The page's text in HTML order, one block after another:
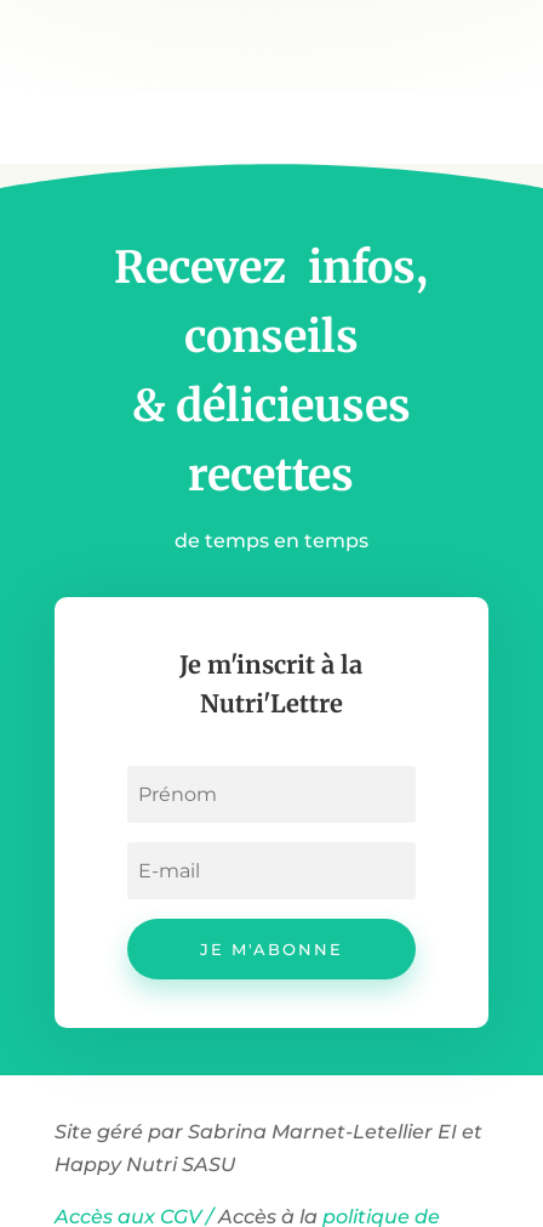
Recevez infos,
conseils
& délicieuses
recettes
de temps en temps
Je m'inscrit à la
Nutri'Lettre
JE M'ABONNE
Site géré par Sabrina Marnet-Letellier EI et
Happy Nutri SASU
Accès aux CGV / Accès à la politique de